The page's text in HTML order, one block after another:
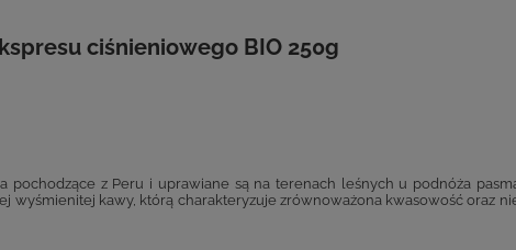
ciśnieniowego BIO 250g
pochodzące z Peru i uprawiane są na terenach leśnych u podnóża
wyśmienitej kawy, którą charakteryzuje zrównoważona kwasowość oraz